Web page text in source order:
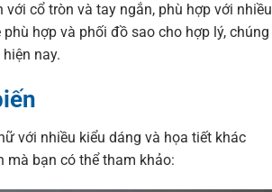
cổ tròn và tay ngắn, phù hợp với nhiều
hợp và phối đồ sao cho hợp lý, chúng
nay.
với nhiều kiểu dáng và họa tiết khác
mà bạn có thể tham khảo: